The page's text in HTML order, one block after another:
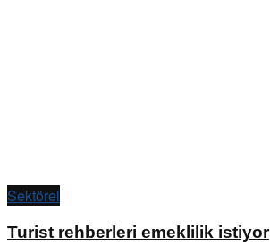
Sektörel
Turist rehberleri emeklilik istiyor